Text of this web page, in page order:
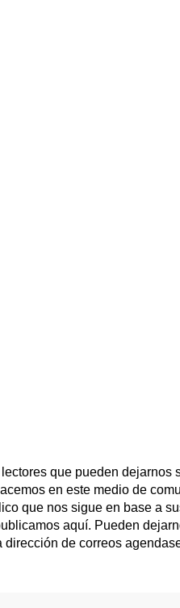
que pueden dejarnos
en este medio de
que nos sigue en base a
aquí. Pueden
de correos